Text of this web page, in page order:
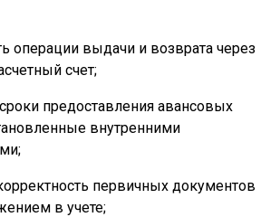
операции выдачи и возврата через
счет;
предоставления авансовых
внутренними
первичных документов
в учете;